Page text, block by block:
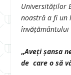
Universităților
noastră a fi un
învățământului
„Aveți șansa
de care o să